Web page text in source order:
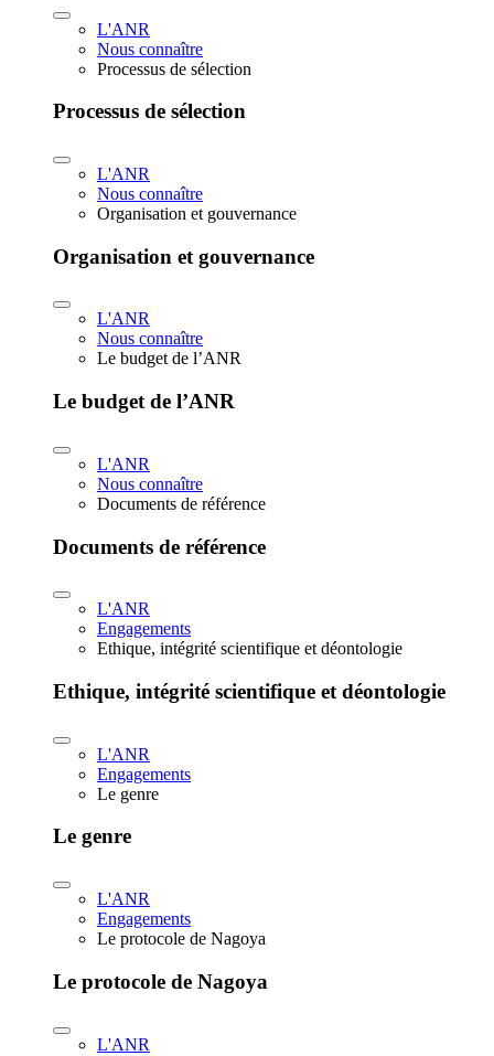
L'ANR
Nous connaître
Processus de sélection
Processus de sélection
L'ANR
Nous connaître
Organisation et gouvernance
Organisation et gouvernance
L'ANR
Nous connaître
Le budget de l’ANR
Le budget de l’ANR
L'ANR
Nous connaître
Documents de référence
Documents de référence
L'ANR
Engagements
Ethique, intégrité scientifique et déontologie
Ethique, intégrité scientifique et déontologie
L'ANR
Engagements
Le genre
Le genre
L'ANR
Engagements
Le protocole de Nagoya
Le protocole de Nagoya
L'ANR